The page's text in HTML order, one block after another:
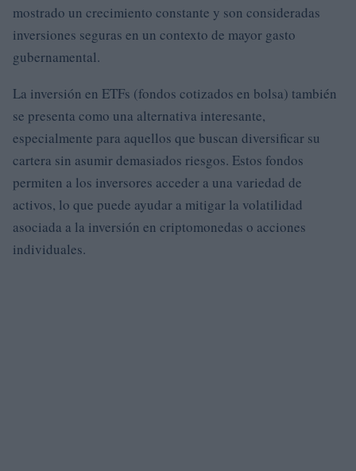
mostrado un crecimiento constante y son consideradas
inversiones seguras en un contexto de mayor gasto
gubernamental.
La inversión en ETFs (fondos cotizados en bolsa) también
se presenta como una alternativa interesante,
especialmente para aquellos que buscan diversificar su
cartera sin asumir demasiados riesgos. Estos fondos
permiten a los inversores acceder a una variedad de
activos, lo que puede ayudar a mitigar la volatilidad
asociada a la inversión en criptomonedas o acciones
individuales.